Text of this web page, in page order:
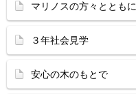
マリノスの方々とともに
３年社会見学
安心の木のもとで